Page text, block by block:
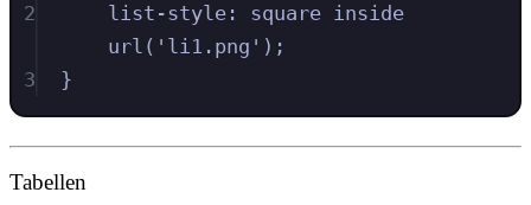
2
list-style : square inside
url ( ' li1.png ' ) ;
3
}
Tabellen